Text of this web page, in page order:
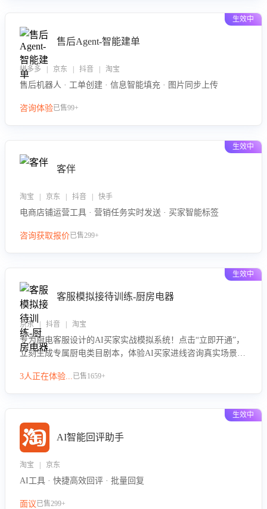
生效中
售后Agent-智能建单
拼多多 | 京东 | 抖音 | 淘宝
售后机器人 · 工单创建 · 信息智能填充 · 图片同步上传
咨询体验已售99+
生效中
客伴
淘宝 | 京东 | 抖音 | 快手
电商店铺运营工具 · 营销任务实时发送 · 买家智能标签
咨询获取报价已售299+
生效中
客服模拟接待训练-厨房电器
京东 | 抖音 | 淘宝
专为厨电客服设计的AI买家实战模拟系统！点击“立即开通”，
立刻生成专属厨电类目剧本，体验AI买家进线咨询真实场景训
技巧！
3人正在体验...已售1659+
生效中
AI智能回评助手
淘宝 | 京东
AI工具 · 快捷高效回评 · 批量回复
面议已售299+